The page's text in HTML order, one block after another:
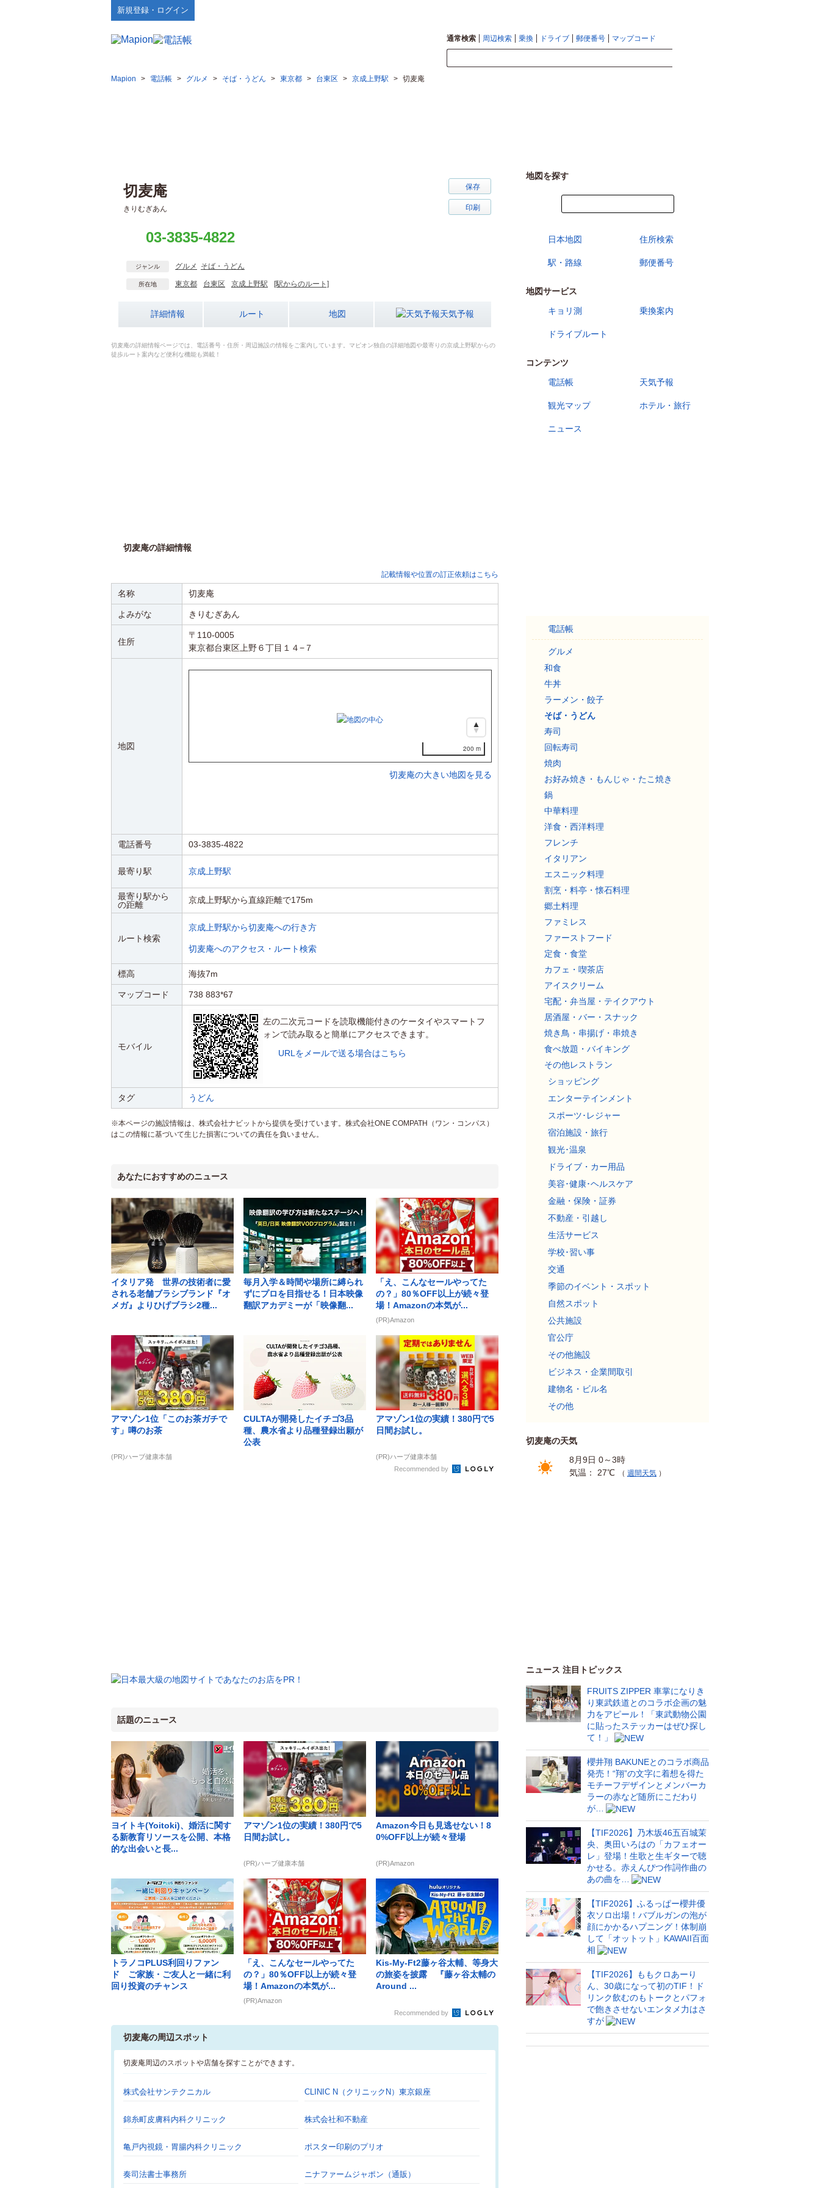
新規登録・ログイン
通常検索 周辺検索 乗換 ドライブ 郵便番号 マップコード
Mapion > 電話帳 > グルメ > そば・うどん > 東京都 > 台東区 > 京成上野駅 > 切麦庵
切麦庵
きりむぎあん
保存
印刷
03-3835-4822
ジャンル グルメ そば・うどん
所在地 東京都 台東区 京成上野駅 [駅からのルート]
詳細情報 ルート 地図 天気予報
切麦庵の詳細情報ページでは、電話番号・住所・周辺施設の情報をご案内しています。マピオン独自の詳細地図や最寄りの京成上野駅からの
徒歩ルート案内など便利な機能も満載！
切麦庵の詳細情報
記載情報や位置の訂正依頼はこちら
名称 切麦庵
よみがな きりむぎあん
住所
〒110-0005
東京都台東区上野６丁目１４−７
地図 200 m
切麦庵の大きい地図を見る
電話番号 03-3835-4822
最寄り駅 京成上野駅
最寄り駅から
の距離
京成上野駅から直線距離で175m
ルート検索
京成上野駅から切麦庵への行き方
切麦庵へのアクセス・ルート検索
標高 海抜7m
マップコード 738 883*67
モバイル
左の二次元コードを読取機能付きのケータイやスマートフ
ォンで読み取ると簡単にアクセスできます。
URLをメールで送る場合はこちら
タグ うどん
※本ページの施設情報は、株式会社ナビットから提供を受けています。株式会社ONE COMPATH（ワン・コンパス）
はこの情報に基づいて生じた損害についての責任を負いません。
あなたにおすすめのニュース
イタリア発 世界の技術者に愛
される老舗ブラシブランド『オ
メガ』よりひげブラシ2種...
毎月入学＆時間や場所に縛られ
ずにプロを目指せる！日本映像
翻訳アカデミーが「映像翻...
「え、こんなセールやってた
の？」80％OFF以上が続々登
場！Amazonの本気が...
(PR)Amazon
アマゾン1位「このお茶ガチで
す」噂のお茶
(PR)ハーブ健康本舗
CULTAが開発したイチゴ3品
種、農水省より品種登録出願が
公表
アマゾン1位の実績！380円で5
日間お試し。
(PR)ハーブ健康本舗
Recommended by
話題のニュース
ヨイトキ(Yoitoki)、婚活に関す
る新教育リソースを公開、本格
的な出会いと長...
アマゾン1位の実績！380円で5
日間お試し。
(PR)ハーブ健康本舗
Amazon今日も見逃せない！8
0%OFF以上が続々登場
(PR)Amazon
トラノコPLUS利回りファン
ド ご家族・ご友人と一緒に利
回り投資のチャンス
「え、こんなセールやってた
の？」80％OFF以上が続々登
場！Amazonの本気が...
(PR)Amazon
Kis-My-Ft2藤ヶ谷太輔、等身大
の旅姿を披露 『藤ヶ谷太輔の
Around ...
Recommended by
切麦庵の周辺スポット
切麦庵周辺のスポットや店舗を探すことができます。
株式会社サンテクニカル CLINIC N（クリニックN）東京銀座
錦糸町皮膚科内科クリニック 株式会社和不動産
亀戸内視鏡・胃腸内科クリニック ポスター印刷のプリオ
奏司法書士事務所 ニナファームジャポン（通販）
地図を探す
日本地図 住所検索
駅・路線 郵便番号
地図サービス
キョリ測
乗換案内
ドライブルート
コンテンツ
電話帳
天気予報
観光マップ ホテル・旅行
ニュース
電話帳
グルメ
和食
牛丼
ラーメン・餃子
そば・うどん
寿司
回転寿司
焼肉
お好み焼き・もんじゃ・たこ焼き
鍋
中華料理
洋食・西洋料理
フレンチ
イタリアン
エスニック料理
割烹・料亭・懐石料理
郷土料理
ファミレス
ファーストフード
定食・食堂
カフェ・喫茶店
アイスクリーム
宅配・弁当屋・テイクアウト
居酒屋・バー・スナック
焼き鳥・串揚げ・串焼き
食べ放題・バイキング
その他レストラン
ショッピング
エンターテインメント
スポーツ･レジャー
宿泊施設・旅行
観光･温泉
ドライブ・カー用品
美容･健康･ヘルスケア
金融・保険・証券
不動産・引越し
生活サービス
学校･習い事
交通
季節のイベント・スポット
自然スポット
公共施設
官公庁
その他施設
ビジネス・企業間取引
建物名・ビル名
その他
切麦庵の天気
8月9日 0～3時
気温： 27℃
（ 週間天気 ）
ニュース 注目トピックス
FRUITS ZIPPER 車掌になりき
り東武鉄道とのコラボ企画の魅
力をアピール！「東武動物公園
に貼ったステッカーはぜひ探し
て！」
櫻井翔 BAKUNEとのコラボ商品
発売！“翔”の文字に着想を得た
モチーフデザインとメンバーカ
ラーの赤など随所にこだわり
が…
【TIF2026】乃木坂46五百城茉
央、奥田いろはの「カフェオー
レ」登場！生歌と生ギターで聴
かせる。赤えんぴつ作詞作曲の
あの曲を…
【TIF2026】ふるっぱー櫻井優
衣ソロ出場！バブルガンの泡が
顔にかかるハプニング！体制崩
して「オットット」KAWAII百面
相
【TIF2026】ももクロあーり
ん、30歳になって初のTIF！ド
リンク飲むのもトークとパフォ
で飽きさせないエンタメ力はさ
すが